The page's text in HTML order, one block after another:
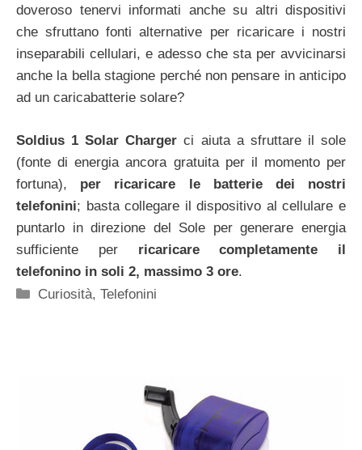
doveroso tenervi informati anche su altri dispositivi
che sfruttano fonti alternative per ricaricare i nostri
inseparabili cellulari, e adesso che sta per avvicinarsi
anche la bella stagione perché non pensare in anticipo
ad un caricabatterie solare?
Soldius 1 Solar Chargerci aiuta a sfruttare il sole
(fonte di energia ancora gratuita per il momento per
fortuna), per ricaricare le batterie dei nostri
telefonini; basta collegare il dispositivo al cellulare e
puntarlo in direzione del Sole per generare energia
sufficiente per ricaricare completamente il
telefonino in soli 2, massimo 3 ore.
Categorie
Curiosità,Telefonini